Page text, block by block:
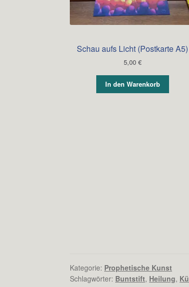
Schau aufs Licht (Postkarte A5)
5,00 €
In den Warenkorb
Kategorie: Prophetische Kunst
Schlagwörter: Buntstift, Heilung,